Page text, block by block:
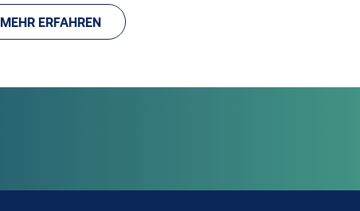
MEHR ERFAHREN